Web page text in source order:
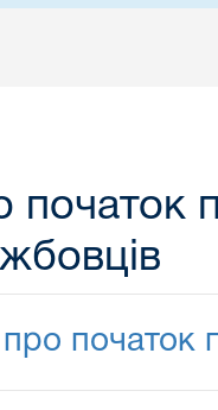
початок
про початок